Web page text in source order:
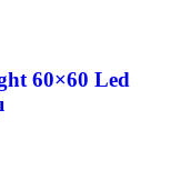
60×60 Led